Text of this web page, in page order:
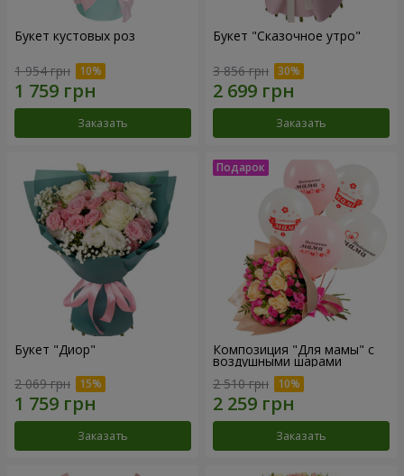
Букет кустовых роз
1 954 грн
Заказать
Букет "Сказочное утро"
3 856 грн
Заказать
Букет "Диор"
2 069 грн
Заказать
Композиция "Для мамы" с
воздушными шарами
2 510 грн
Заказать